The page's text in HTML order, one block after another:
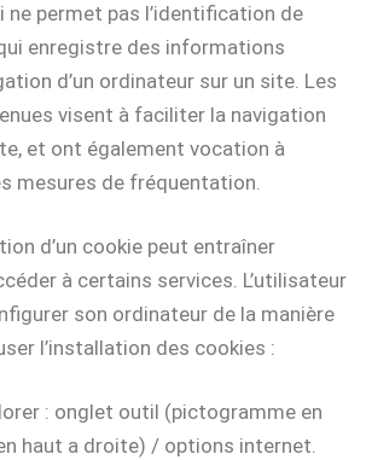
ne permet pas l’identification de
enregistre des informations
d’un ordinateur sur un site. Les
visent à faciliter la navigation
et ont également vocation à
mesures de fréquentation.
d’un cookie peut entraîner
à certains services. L’utilisateur
son ordinateur de la manière
l’installation des cookies :
: onglet outil (pictogramme en
haut a droite) / options internet.